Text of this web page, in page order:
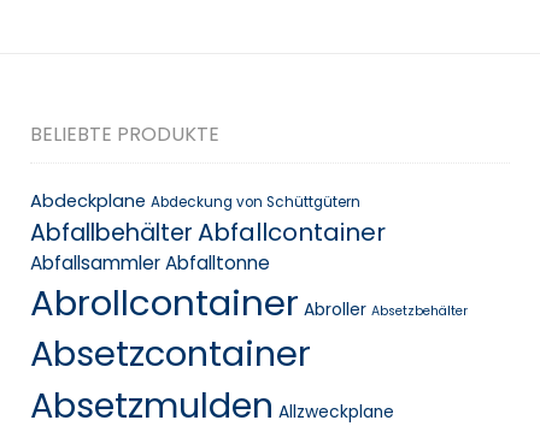
BELIEBTE PRODUKTE
Abdeckplane Abdeckung von Schüttgütern
AbfallbehälterAbfallcontainer
AbfallsammlerAbfalltonne
Abrollcontainer Abroller Absetzbehälter
Absetzcontainer
Absetzmulden Allzweckplane